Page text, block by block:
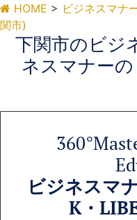
ビジネ
下関市のビジネ
ナー講座を企
HOME > ビジネスマナ
関市)
下関市のビジ
ネスマナーの
ビジネスマ
K・